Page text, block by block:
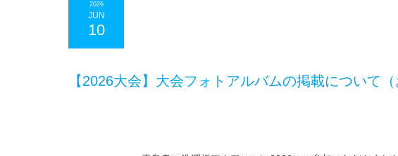
2026
JUN
10
【2026大会】大会フォトアルバムの掲載について（